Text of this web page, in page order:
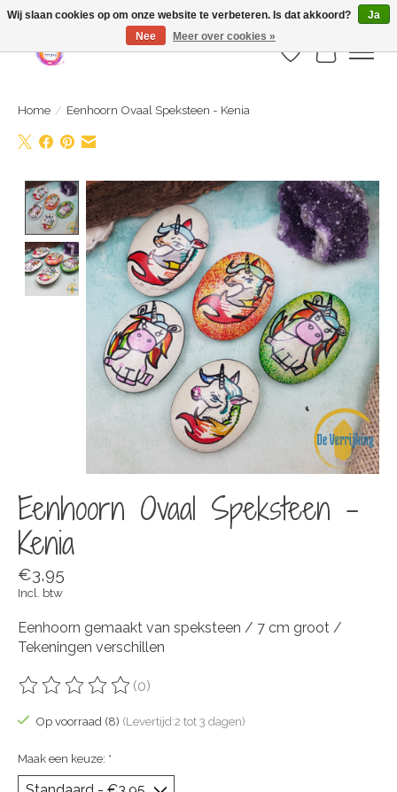
Webshop is geopend maar nog onder constructie | let op: Verzenden vanaf 29
juli
Verlanglijst
Home / Eenhoorn Ovaal Speksteen - Kenia
Product image slideshow Items
Eenhoorn Ovaal Speksteen -
Kenia
€3,95
Incl. btw
Eenhoorn gemaakt van speksteen / 7 cm groot /
Tekeningen verschillen
De beoordeling van dit product is
(0)
Op voorraad (8) (Levertijd:2 tot 3 dagen)
Maak een keuze: *
Wij slaan cookies op om onze website te verbeteren. Is dat akkoord?
Ja
Nee
Meer over cookies »